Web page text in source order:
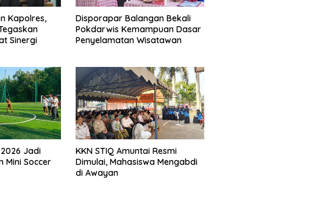
Kapolres,
Sinergi
Disporapar Balangan Bekali
Pokdarwis Kemampuan Dasar
Penyelamatan Wisatawan
Jadi
Mini Soccer
KKN STIQ Amuntai Resmi
Dimulai, Mahasiswa Mengabdi
di Awayan